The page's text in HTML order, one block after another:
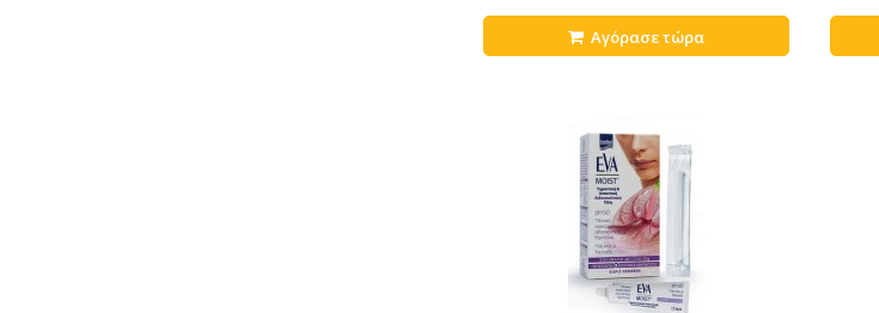
Αγόρασε τώρα